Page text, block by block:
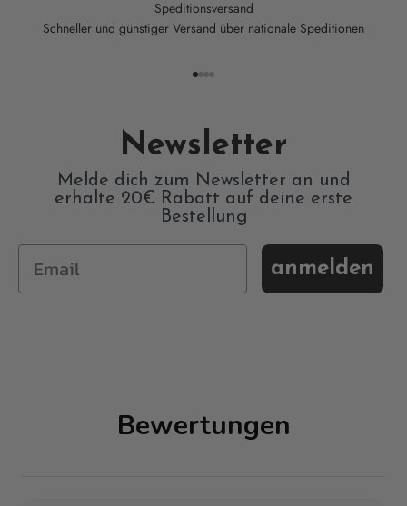
Speditionsversand
Schneller und günstiger Versand über nationale Speditionen
Newsletter
Melde dich zum Newsletter an und
erhalte 20€ Rabatt auf deine erste
Bestellung
anmelden
Bewertungen